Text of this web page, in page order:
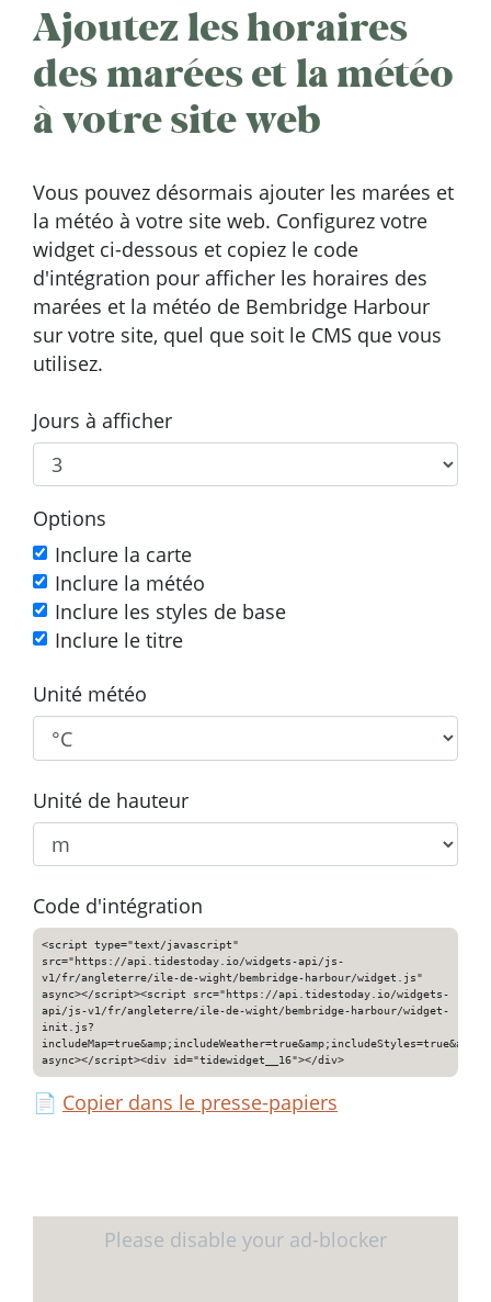
Ajoutez les horaires
des marées et la météo
à votre site web
Vous pouvez désormais ajouter les marées et
la météo à votre site web. Configurez votre
widget ci-dessous et copiez le code
d'intégration pour afficher les horaires des
marées et la météo de Bembridge Harbour
sur votre site, quel que soit le CMS que vous
utilisez.
Jours à afficher
Options
Inclure la carte
Inclure la météo
Inclure les styles de base
Inclure le titre
Unité météo
Unité de hauteur
Code d'intégration
<script type="text/javascript"
src="https://api.tidestoday.io/widgets-api/js-
v1/fr/angleterre/ile-de-wight/bembridge-harbour/widget.js"
async></script><script src="https://api.tidestoday.io/widgets-
api/js-v1/fr/angleterre/ile-de-wight/bembridge-harbour/widget-
init.js?
async></script><div id="tidewidget__16"></div>
📄 Copier dans le presse-papiers